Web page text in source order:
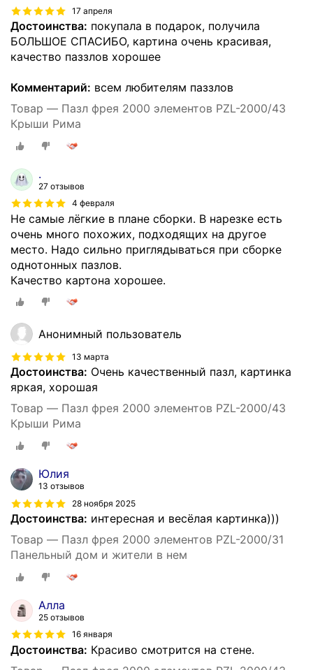
17 апреля
Достоинства: покупала в подарок, получила
БОЛЬШОЕ СПАСИБО, картина очень красивая,
качество паззлов хорошее
Комментарий: всем любителям паззлов
Товар — Пазл фрея 2000 элементов PZL-2000/43
Крыши Рима
.
27 отзывов
4 февраля
Не самые лёгкие в плане сборки. В нарезке есть
очень много похожих, подходящих на другое
место. Надо сильно приглядываться при сборке
однотонных пазлов.
Качество картона хорошее.
Анонимный пользователь
13 марта
Достоинства: Очень качественный пазл, картинка
яркая, хорошая
Товар — Пазл фрея 2000 элементов PZL-2000/43
Крыши Рима
Юлия
13 отзывов
28 ноября 2025
Достоинства: интересная и весёлая картинка)))
Товар — Пазл фрея 2000 элементов PZL-2000/31
Панельный дом и жители в нем
Алла
25 отзывов
16 января
Достоинства: Красиво смотрится на стене.